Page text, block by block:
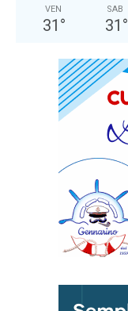
VEN
31 °
SAB
31 °